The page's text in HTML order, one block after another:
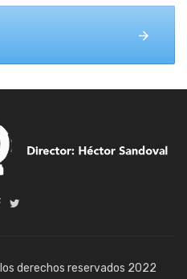
derechos reservados 2022